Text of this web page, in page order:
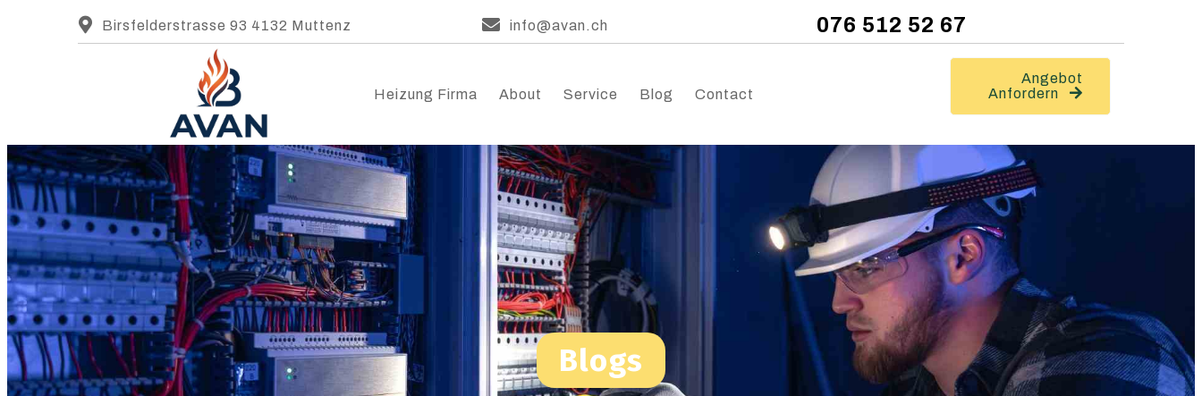
Birsfelderstrasse 93 4132 Muttenz info@avan.ch 076 512 52 67
Heizung Firma About Service Blog Contact
Angebot
Anfordern
Blogs